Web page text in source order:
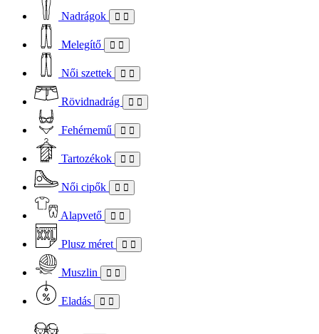
Nadrágok
Melegítő
Női szettek
Rövidnadrág
Fehérnemű
Tartozékok
Női cipők
Alapvető
Plusz méret
Muszlin
Eladás